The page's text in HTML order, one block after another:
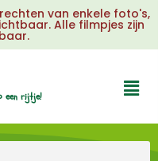
van enkele foto's,
Alle filmpjes zijn
een rijtje!